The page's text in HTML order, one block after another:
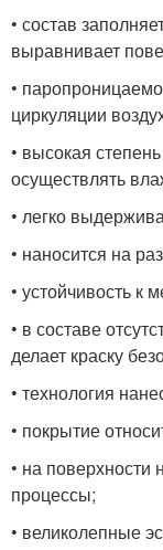
• состав
выравнивает
•
циркуляции
• высокая
осуществлять
• легко
• наносится на
• устойчивость к
• в составе
делает краску
• технология
• покрытие
• на поверхности
процессы;
• великолепные